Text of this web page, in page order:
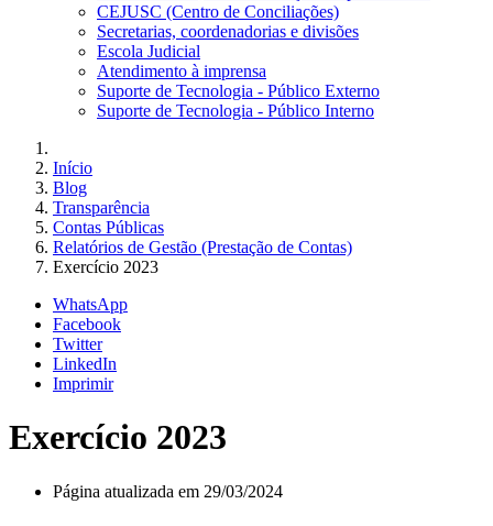
CEJUSC (Centro de Conciliações)
Secretarias, coordenadorias e divisões
Escola Judicial
Atendimento à imprensa
Suporte de Tecnologia - Público Externo
Suporte de Tecnologia - Público Interno
Início
Blog
Transparência
Contas Públicas
Relatórios de Gestão (Prestação de Contas)
Exercício 2023
WhatsApp
Facebook
Twitter
LinkedIn
Imprimir
Exercício 2023
Página atualizada em 29/03/2024